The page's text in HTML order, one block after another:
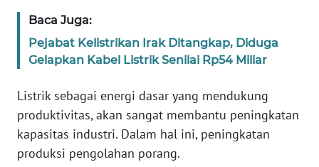
Baca Juga:
Pejabat Kelistrikan Irak Ditangkap, Diduga
Gelapkan Kabel Listrik Senilai Rp54 Miliar
Listrik sebagai energi dasar yang mendukung
produktivitas, akan sangat membantu peningkatan
kapasitas industri. Dalam hal ini, peningkatan
produksi pengolahan porang.
KEPRI
PAPUA
WN
PAPUA